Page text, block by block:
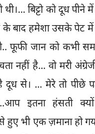
बिट्टो को दूध पीने
के बाद हमेशा उसके पेट में
फूफी जान को कभी
नहीं है... वो मरी
से। ... मेरे तो पीछे
इतना हंसती क्यों
हुए भी एक ज़माना हो